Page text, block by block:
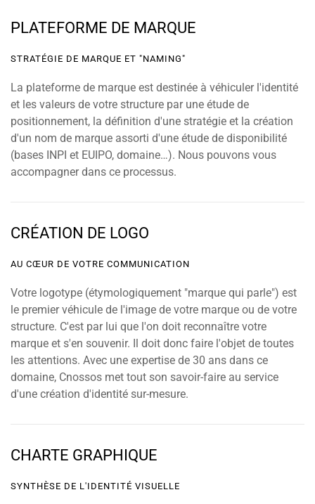
PLATEFORME DE MARQUE
STRATÉGIE DE MARQUE ET "NAMING"
La plateforme de marque est destinée à véhiculer l'identité
et les valeurs de votre structure par une étude de
positionnement, la définition d'une stratégie et la création
d'un nom de marque assorti d'une étude de disponibilité
(bases INPI et EUIPO, domaine…). Nous pouvons vous
accompagner dans ce processus.
CRÉATION DE LOGO
AU CŒUR DE VOTRE COMMUNICATION
Votre logotype (étymologiquement "marque qui parle") est
le premier véhicule de l'image de votre marque ou de votre
structure. C'est par lui que l'on doit reconnaître votre
marque et s'en souvenir. Il doit donc faire l'objet de toutes
les attentions. Avec une expertise de 30 ans dans ce
domaine, Cnossos met tout son savoir-faire au service
d'une création d'identité sur-mesure.
CHARTE GRAPHIQUE
SYNTHÈSE DE L'IDENTITÉ VISUELLE